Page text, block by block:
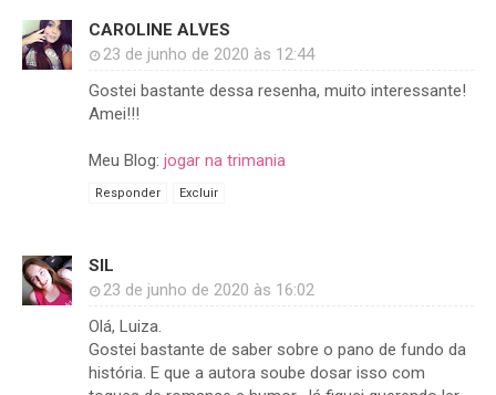
CAROLINE ALVES
23 de junho de 2020 às 12:44
Gostei bastante dessa resenha, muito interessante!
Amei!!!
Meu Blog: jogar na trimania
Responder Excluir
SIL
23 de junho de 2020 às 16:02
Olá, Luiza.
Gostei bastante de saber sobre o pano de fundo da
história. E que a autora soube dosar isso com